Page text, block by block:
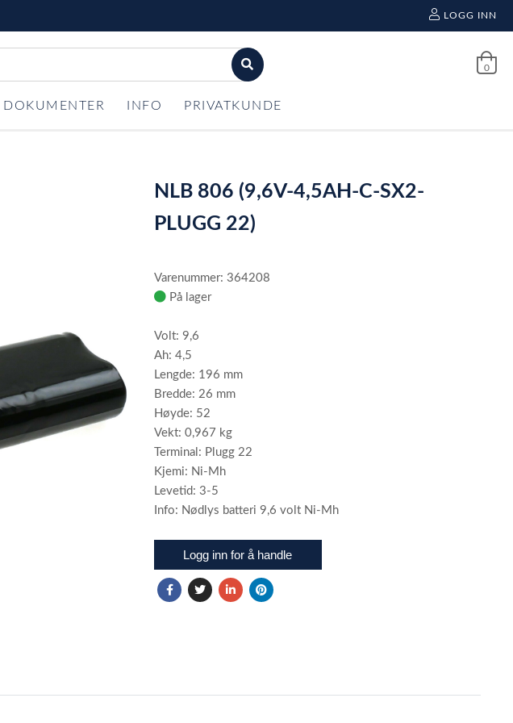
LOGG INN
0
DOKUMENTER INFO PRIVATKUNDE
NLB 806 (9,6V-4,5AH-C-SX2-
PLUGG 22)
Varenummer: 364208
På lager
Volt: 9,6
Ah: 4,5
Lengde: 196 mm
Bredde: 26 mm
Høyde: 52
Vekt: 0,967 kg
Terminal: Plugg 22
Kjemi: Ni-Mh
Levetid: 3-5
Info: Nødlys batteri 9,6 volt Ni-Mh
Logg inn for å handle